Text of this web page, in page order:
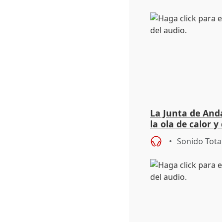
La Junta de
la ola de calor y
importancia de
Sonido